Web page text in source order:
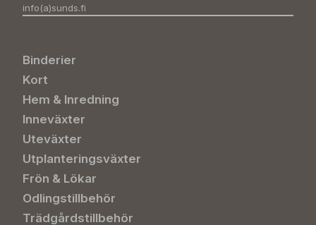
info(a)sunds.fi
Binderier
Kort
Hem & Inredning
Inneväxter
Uteväxter
Utplanteringsväxter
Frön & Lökar
Odlingstillbehör
Trädgårdstillbehör